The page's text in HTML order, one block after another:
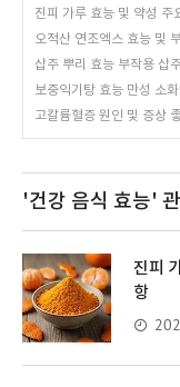
진피 가루 효능 및 약성 주
오적산 연조엑스 효능 및
삽주 뿌리 효능 부작용 삽
보중익기탕 효능 만성 소
고칼륨혈증 원인 및 증상
'건강 음식 효능'
진피
항